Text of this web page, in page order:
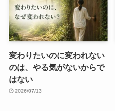
変わりたいのに変われない
のは、やる気がないからで
はない
2026/07/13